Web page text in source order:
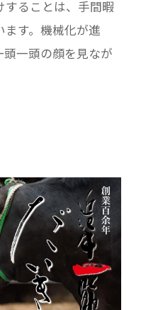
することは、手間暇
す。機械化が進
一頭の顔を見なが